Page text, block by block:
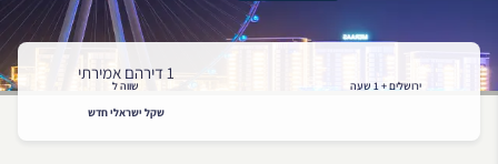
ירושלים + 1 שעה
1 דירהם אמירתי
שווה ל
שקל ישראלי חדש